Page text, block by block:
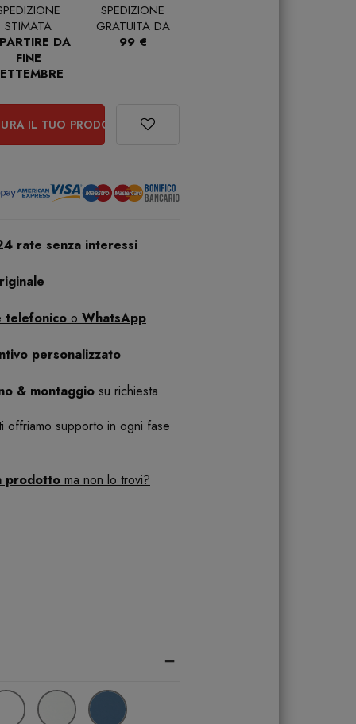
STIMATA
DA
FINE
SPEDIZIONE
GRATUITA DA
99 €
IL TUO PRODOTTO
rate senza interessi
telefonico o WhatsApp
personalizzato
& montaggio su richiesta
offriamo supporto in ogni fase
prodotto ma non lo trovi?
-